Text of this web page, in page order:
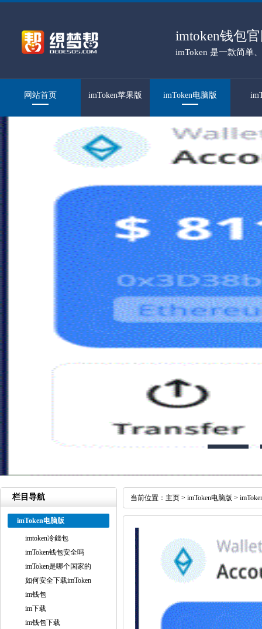
imtoken钱包
imToken 是一款简单
网站首页 imToken苹果版 imToken电脑版
栏目导航
imToken电脑版
imtoken冷錢包
imToken钱包安全吗
imToken是哪个国家的
如何安全下载imToken
im钱包
im下载
im钱包下载
当前位置： 主页 > imToken电脑版 >